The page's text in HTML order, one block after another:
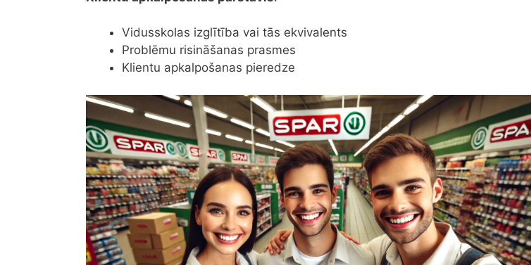
Vidusskolas izglītība vai tās ekvivalents
Problēmu risināšanas prasmes
Klientu apkalpošanas pieredze